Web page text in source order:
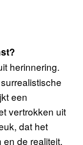
herinnering.
een
vertrokken uit
dat het
de realiteit.